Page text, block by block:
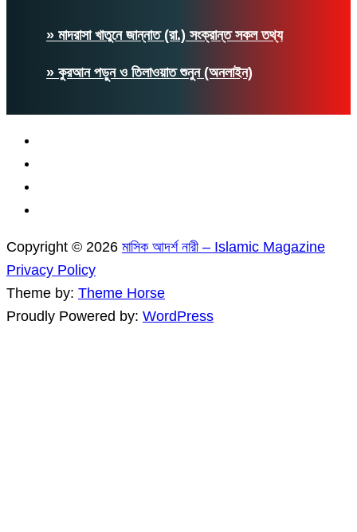
» মাদরাসা খাতুনে জান্নাত (রা.) সংক্রান্ত সকল তথ্য
» কুরআন পড়ুন ও তিলাওয়াত শুনুন (অনলাইন)
Copyright © 2026 মাসিক আদর্শ নারী – Islamic Magazine
Privacy Policy
Theme by: Theme Horse
Proudly Powered by: WordPress